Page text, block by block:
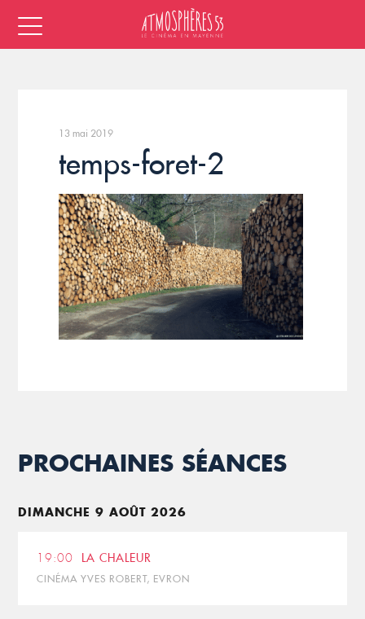
13 mai 2019
temps-foret-2
PROCHAINES SÉANCES
DIMANCHE 9 AOÛT 2026
19:00 LA CHALEUR
CINÉMA YVES ROBERT, EVRON